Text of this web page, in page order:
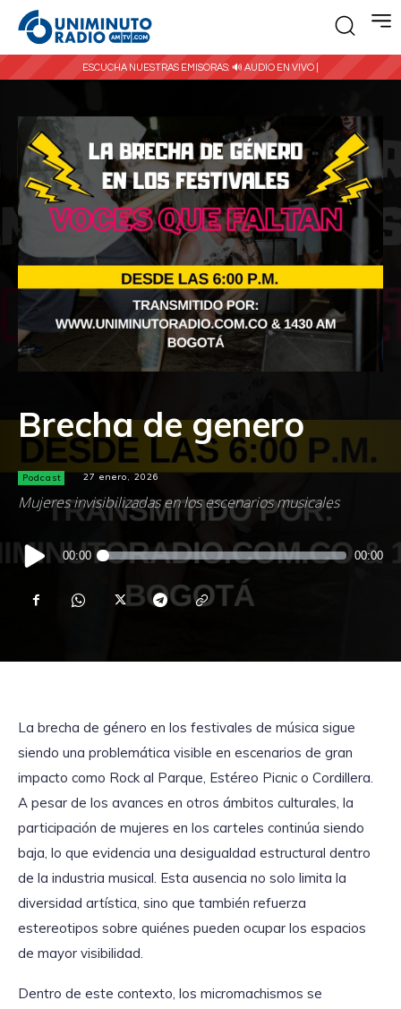
ESCUCHA NUESTRAS EMISORAS: 🔊 AUDIO EN VIVO |
Brecha de genero
Podcast 27 enero, 2026
Mujeres invisibilizadas en los escenarios musicales
Reproductor
de
00:00 00:00
La brecha de género en los festivales de música sigue
siendo una problemática visible en escenarios de gran
impacto como Rock al Parque, Estéreo Picnic o Cordillera.
A pesar de los avances en otros ámbitos culturales, la
participación de mujeres en los carteles continúa siendo
baja, lo que evidencia una desigualdad estructural dentro
de la industria musical. Esta ausencia no solo limita la
diversidad artística, sino que también refuerza
estereotipos sobre quiénes pueden ocupar los espacios
de mayor visibilidad.
Dentro de este contexto, los micromachismos se